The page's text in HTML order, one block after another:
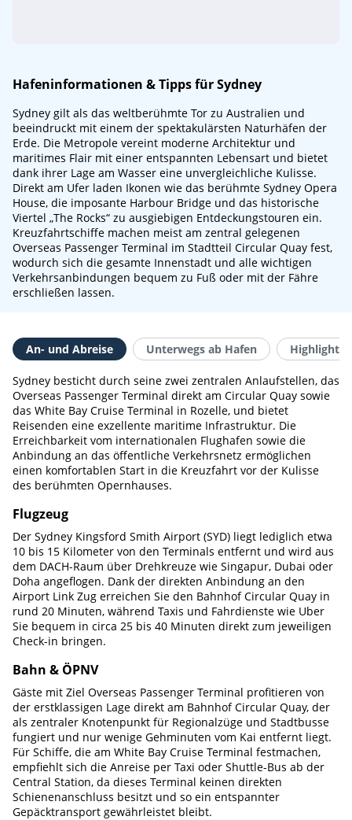
Hafeninformationen & Tipps für Sydney
Sydney gilt als das weltberühmte Tor zu Australien und
beeindruckt mit einem der spektakulärsten Naturhäfen der
Erde. Die Metropole vereint moderne Architektur und
maritimes Flair mit einer entspannten Lebensart und bietet
dank ihrer Lage am Wasser eine unvergleichliche Kulisse.
Direkt am Ufer laden Ikonen wie das berühmte Sydney Opera
House, die imposante Harbour Bridge und das historische
Viertel „The Rocks“ zu ausgiebigen Entdeckungstouren ein.
Kreuzfahrtschiffe machen meist am zentral gelegenen
Overseas Passenger Terminal im Stadtteil Circular Quay fest,
wodurch sich die gesamte Innenstadt und alle wichtigen
Verkehrsanbindungen bequem zu Fuß oder mit der Fähre
erschließen lassen.
An- und Abreise Unterwegs ab Hafen Highlights
Sydney besticht durch seine zwei zentralen Anlaufstellen, das
Overseas Passenger Terminal direkt am Circular Quay sowie
das White Bay Cruise Terminal in Rozelle, und bietet
Reisenden eine exzellente maritime Infrastruktur. Die
Erreichbarkeit vom internationalen Flughafen sowie die
Anbindung an das öffentliche Verkehrsnetz ermöglichen
einen komfortablen Start in die Kreuzfahrt vor der Kulisse
des berühmten Opernhauses.
Flugzeug
Der Sydney Kingsford Smith Airport (SYD) liegt lediglich etwa
10 bis 15 Kilometer von den Terminals entfernt und wird aus
dem DACH-Raum über Drehkreuze wie Singapur, Dubai oder
Doha angeflogen. Dank der direkten Anbindung an den
Airport Link Zug erreichen Sie den Bahnhof Circular Quay in
rund 20 Minuten, während Taxis und Fahrdienste wie Uber
Sie bequem in circa 25 bis 40 Minuten direkt zum jeweiligen
Check-in bringen.
Bahn & ÖPNV
Gäste mit Ziel Overseas Passenger Terminal profitieren von
der erstklassigen Lage direkt am Bahnhof Circular Quay, der
als zentraler Knotenpunkt für Regionalzüge und Stadtbusse
fungiert und nur wenige Gehminuten vom Kai entfernt liegt.
Für Schiffe, die am White Bay Cruise Terminal festmachen,
empfiehlt sich die Anreise per Taxi oder Shuttle-Bus ab der
Central Station, da dieses Terminal keinen direkten
Schienenanschluss besitzt und so ein entspannter
Gepäcktransport gewährleistet bleibt.